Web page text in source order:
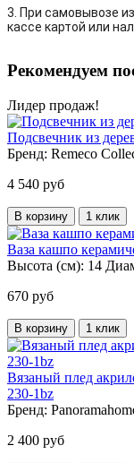
3. При самовывозе
кассе картой или
Рекомендуем
Лидер продаж!
Подсвечник из
Бренд: Remeco
4 540 руб
В корзину 1 клик
Ваза кашпо
Высота (см): 14
670 руб
В корзину 1 клик
Вязаный плед
230-1bz
Бренд:
2 400 руб